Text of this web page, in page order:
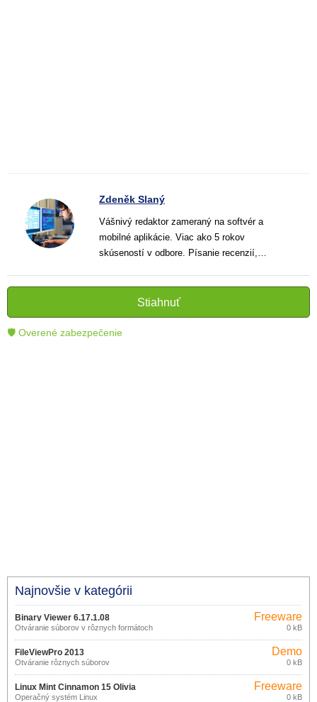
Zdeněk Slaný
Vášnivý redaktor zameraný na softvér a
mobilné aplikácie. Viac ako 5 rokov
skúseností v odbore. Písanie recenzií,
informatívnych textov, ktoré pomáhajú
čitateľom lepšie porozumieť a využiť moderné
technológie.
Stiahnuť
🛡 Overené zabezpečenie
Najnovšie v kategórii
Binary Viewer 6.17.1.08
Otváranie súborov v rôznych formátoch
Freeware
0 kB
FileViewPro 2013
Otváranie rôznych súborov
Demo
0 kB
Linux Mint Cinnamon 15 Olivia
Operačný systém Linux
Freeware
0 kB